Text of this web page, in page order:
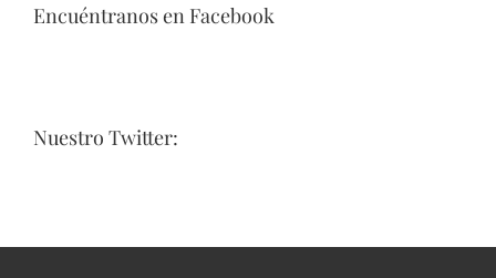
Encuéntranos en Facebook
Nuestro Twitter: